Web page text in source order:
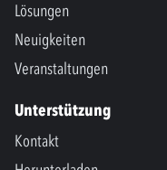
Lösungen
Neuigkeiten
Veranstaltungen
Unterstützung
Kontakt